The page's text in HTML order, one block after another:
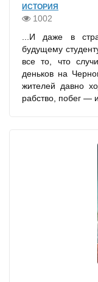
ИСТОРИЯ
1002
...И даже в
будущему
все то, что
деньков на
жителей давно
рабство, побег —